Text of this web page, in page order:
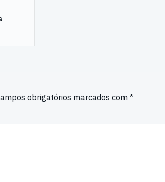
obrigatórios marcados com *